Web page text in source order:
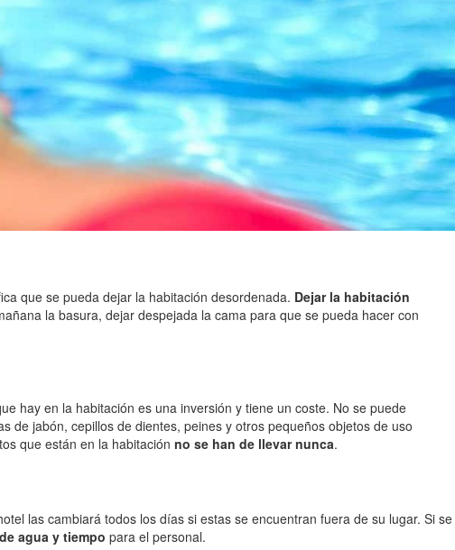
que se pueda dejar la habitación desordenada. Dejar la habitación
la basura, dejar despejada la cama para que se pueda hacer con
hay en la habitación es una inversión y tiene un coste. No se puede
de jabón, cepillos de dientes, peines y otros pequeños objetos de uso
que están en la habitación no se han de llevar nunca.
las cambiará todos los días si estas se encuentran fuera de su lugar. Si se
agua y tiempo para el personal.